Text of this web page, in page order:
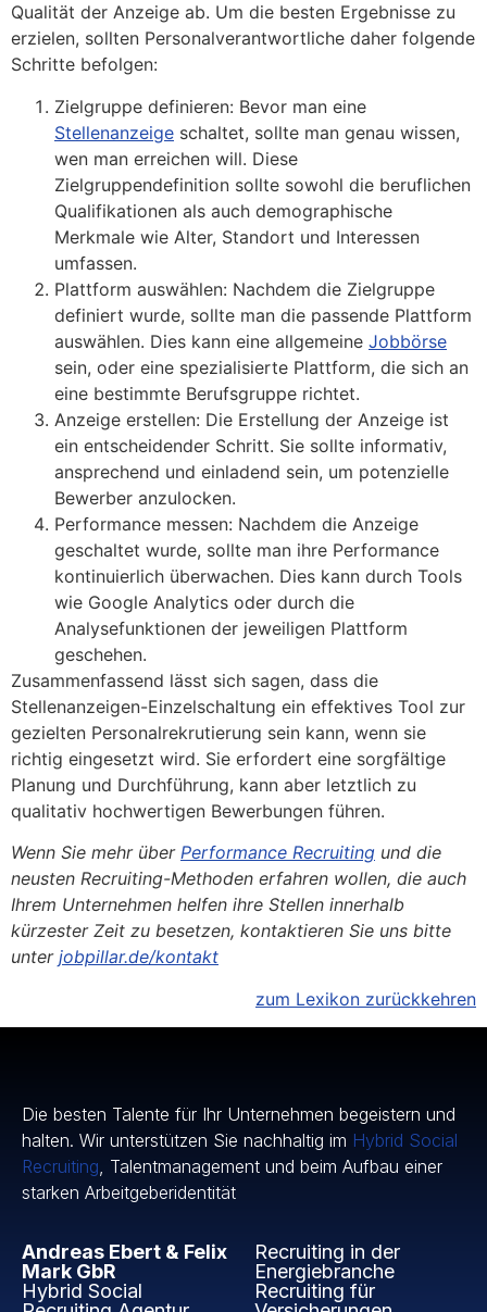
Qualität der Anzeige ab. Um die besten Ergebnisse zu
erzielen, sollten Personalverantwortliche daher folgende
Schritte befolgen:
Zielgruppe definieren: Bevor man eine
Stellenanzeige schaltet, sollte man genau wissen,
wen man erreichen will. Diese
Zielgruppendefinition sollte sowohl die beruflichen
Qualifikationen als auch demographische
Merkmale wie Alter, Standort und Interessen
umfassen.
Plattform auswählen: Nachdem die Zielgruppe
definiert wurde, sollte man die passende Plattform
auswählen. Dies kann eine allgemeine Jobbörse
sein, oder eine spezialisierte Plattform, die sich an
eine bestimmte Berufsgruppe richtet.
Anzeige erstellen: Die Erstellung der Anzeige ist
ein entscheidender Schritt. Sie sollte informativ,
ansprechend und einladend sein, um potenzielle
Bewerber anzulocken.
Performance messen: Nachdem die Anzeige
geschaltet wurde, sollte man ihre Performance
kontinuierlich überwachen. Dies kann durch Tools
wie Google Analytics oder durch die
Analysefunktionen der jeweiligen Plattform
geschehen.
Zusammenfassend lässt sich sagen, dass die
Stellenanzeigen-Einzelschaltung ein effektives Tool zur
gezielten Personalrekrutierung sein kann, wenn sie
richtig eingesetzt wird. Sie erfordert eine sorgfältige
Planung und Durchführung, kann aber letztlich zu
qualitativ hochwertigen Bewerbungen führen.
Wenn Sie mehr über Performance Recruiting und die
neusten Recruiting-Methoden erfahren wollen, die auch
Ihrem Unternehmen helfen ihre Stellen innerhalb
kürzester Zeit zu besetzen, kontaktieren Sie uns bitte
unter jobpillar.de/kontakt
zum Lexikon zurückkehren
Die besten Talente für Ihr Unternehmen begeistern und
halten. Wir unterstützen Sie nachhaltig im Hybrid Social
Recruiting , Talentmanagement und beim Aufbau einer
starken Arbeitgeberidentität
Andreas Ebert & Felix
Mark GbR
Hybrid Social
Recruiting in der
Energiebranche
Recruiting für